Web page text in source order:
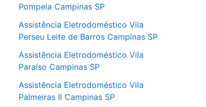
Pompeia Campinas SP
Assistência Eletrodoméstico Vila
Perseu Leite de Barros Campinas SP
Assistência Eletrodoméstico Vila
Paraíso Campinas SP
Assistência Eletrodoméstico Vila
Palmeiras II Campinas SP